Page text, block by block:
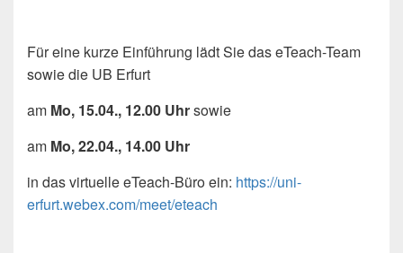
Für eine kurze Einführung lädt Sie das eTeach-Team
sowie die UB Erfurt
am Mo, 15.04., 12.00 Uhrsowie
am Mo, 22.04., 14.00 Uhr
in das virtuelle eTeach-Büro ein: https://uni-
erfurt.webex.com/meet/eteach